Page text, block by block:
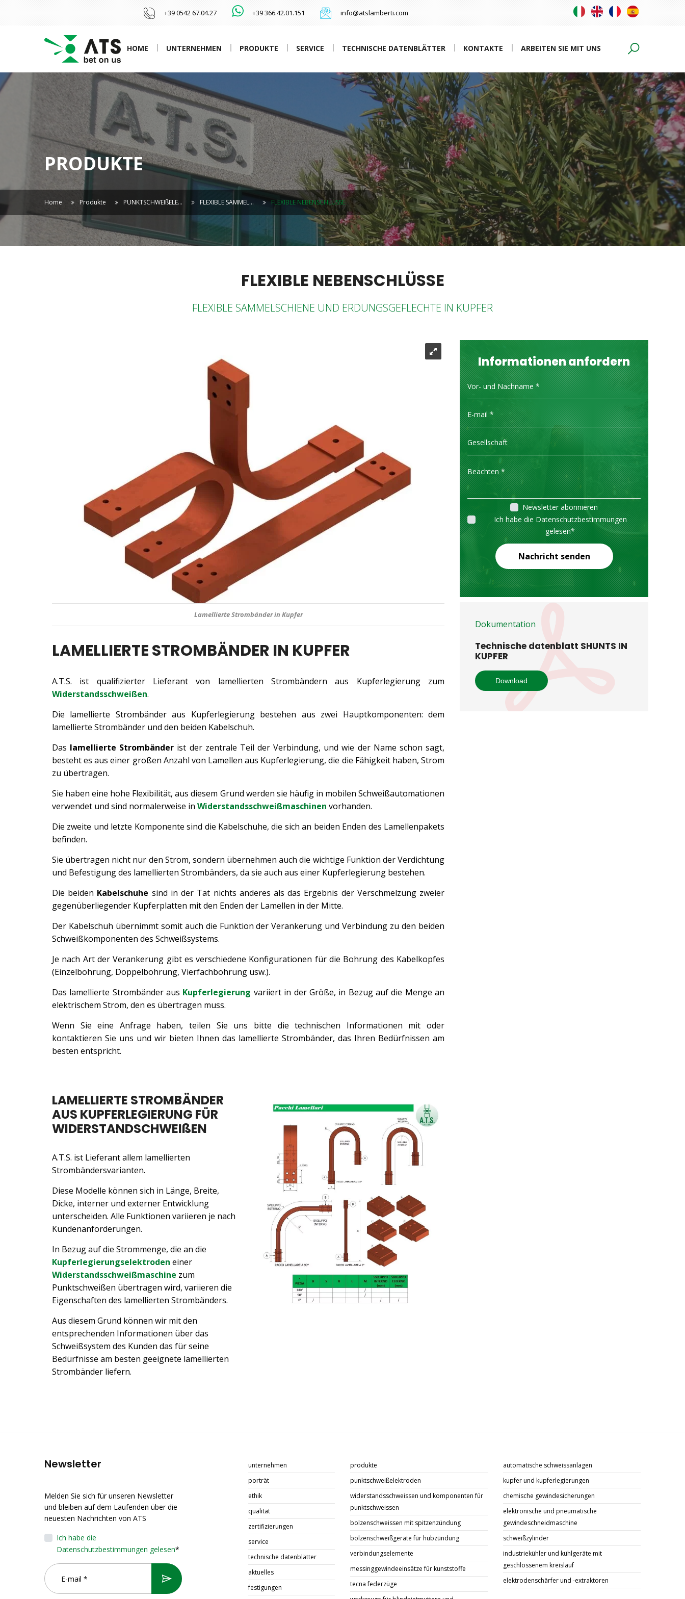
+39 0542 67.04.27 +39 366.42.01.151 info@atslamberti.com
HOME UNTERNEHMEN PRODUKTE SERVICE TECHNISCHE DATENBLÄTTER KONTAKTE ARBEITEN SIE MIT UNS
PRODUKTE
Home Produkte PUNKTSCHWEIßELE… FLEXIBLE SAMMEL… FLEXIBLE NEBENSCHLÜSSE
FLEXIBLE NEBENSCHLÜSSE
FLEXIBLE SAMMELSCHIENE UND ERDUNGSGEFLECHTE IN KUPFER
Lamellierte Strombänder in Kupfer für Widerstandsschweißen
LAMELLIERTE STROMBÄNDER IN KUPFER
A.T.S. ist qualifizierter Lieferant von lamellierten Strombändern aus Kupferlegierung zum
Widerstandsschweißen.
Die lamellierte Strombänder aus Kupferlegierung bestehen aus zwei Hauptkomponenten: dem
lamellierte Strombänder und den beiden Kabelschuh.
Das lamellierte Strombänder ist der zentrale Teil der Verbindung, und wie der Name schon sagt,
besteht es aus einer großen Anzahl von Lamellen aus Kupferlegierung, die die Fähigkeit haben, Strom
zu übertragen.
Sie haben eine hohe Flexibilität, aus diesem Grund werden sie häufig in mobilen Schweißautomationen
verwendet und sind normalerweise in Widerstandsschweißmaschinen vorhanden.
Die zweite und letzte Komponente sind die Kabelschuhe, die sich an beiden Enden des Lamellenpakets
befinden.
Sie übertragen nicht nur den Strom, sondern übernehmen auch die wichtige Funktion der Verdichtung
und Befestigung des lamellierten Strombänders, da sie auch aus einer Kupferlegierung bestehen.
Die beiden Kabelschuhe sind in der Tat nichts anderes als das Ergebnis der Verschmelzung zweier
gegenüberliegender Kupferplatten mit den Enden der Lamellen in der Mitte.
Der Kabelschuh übernimmt somit auch die Funktion der Verankerung und Verbindung zu den beiden
Schweißkomponenten des Schweißsystems.
Je nach Art der Verankerung gibt es verschiedene Konfigurationen für die Bohrung des Kabelkopfes
(Einzelbohrung, Doppelbohrung, Vierfachbohrung usw.).
Das lamellierte Strombänder aus Kupferlegierung variiert in der Größe, in Bezug auf die Menge an
elektrischem Strom, den es übertragen muss.
Wenn Sie eine Anfrage haben, teilen Sie uns bitte die technischen Informationen mit oder
kontaktieren Sie uns und wir bieten Ihnen das lamellierte Strombänder, das Ihren Bedürfnissen am
besten entspricht.
LAMELLIERTE STROMBÄNDER
AUS KUPFERLEGIERUNG FÜR
WIDERSTANDSCHWEIßEN
A.T.S. ist Lieferant allem lamellierten
Strombändersvarianten.
Diese Modelle können sich in Länge, Breite,
Dicke, interner und externer Entwicklung
unterscheiden. Alle Funktionen variieren je nach
Kundenanforderungen.
In Bezug auf die Strommenge, die an die
Kupferlegierungselektroden einer
Widerstandsschweißmaschine zum
Punktschweißen übertragen wird, variieren die
Eigenschaften des lamellierten Strombänders.
Aus diesem Grund können wir mit den
entsprechenden Informationen über das
Schweißsystem des Kunden das für seine
Bedürfnisse am besten geeignete lamellierten
Strombänder liefern.
Informationen anfordern
Newsletter abonnieren
Ich habe die Datenschutzbestimmungen
gelesen*
Nachricht senden
Dokumentation
Technische datenblatt SHUNTS IN
KUPFER
Download
Newsletter
Melden Sie sich für unseren Newsletter
und bleiben auf dem Laufenden über die
neuesten Nachrichten von ATS
Ich habe die
Datenschutzbestimmungen gelesen*
unternehmen
porträt
ethik
qualität
zertifizierungen
service
technische datenblätter
aktuelles
festigungen
produkte
punktschweißelektroden
widerstandsschweissen und komponenten für
punktschweissen
bolzenschweissen mit spitzenzündung
bolzenschweißgeräte für hubzündung
verbindungselemente
messinggewindeeinsätze für kunststoffe
tecna federzüge
automatische schweissanlagen
kupfer und kupferlegierungen
chemische gewindesicherungen
elektronische und pneumatische
gewindeschneidmaschine
schweißzylinder
industriekühler und kühlgeräte mit
geschlossenem kreislauf
elektrodenschärfer und -extraktoren